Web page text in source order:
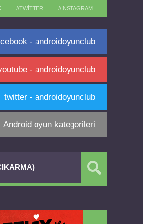
//TWITTER //INSTAGRAM
- androidoyunclub
- androidoyunclub
twitter - androidoyunclub
Android oyun kategorileri